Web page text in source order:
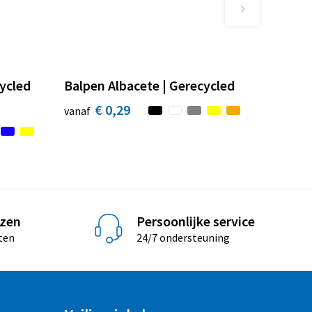
Balpen Albacete | Gerecycled
vanaf € 0,29
Persoonlijke service
24/7 ondersteuning